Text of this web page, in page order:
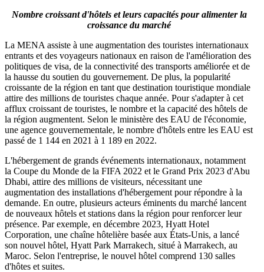
Nombre croissant d'hôtels et leurs capacités pour alimenter la
croissance du marché
La MENA assiste à une augmentation des touristes internationaux
entrants et des voyageurs nationaux en raison de l'amélioration des
politiques de visa, de la connectivité des transports améliorée et de
la hausse du soutien du gouvernement. De plus, la popularité
croissante de la région en tant que destination touristique mondiale
attire des millions de touristes chaque année. Pour s'adapter à cet
afflux croissant de touristes, le nombre et la capacité des hôtels de
la région augmentent. Selon le ministère des EAU de l'économie,
une agence gouvernementale, le nombre d'hôtels entre les EAU est
passé de 1 144 en 2021 à 1 189 en 2022.
L'hébergement de grands événements internationaux, notamment
la Coupe du Monde de la FIFA 2022 et le Grand Prix 2023 d'Abu
Dhabi, attire des millions de visiteurs, nécessitant une
augmentation des installations d'hébergement pour répondre à la
demande. En outre, plusieurs acteurs éminents du marché lancent
de nouveaux hôtels et stations dans la région pour renforcer leur
présence. Par exemple, en décembre 2023, Hyatt Hotel
Corporation, une chaîne hôtelière basée aux États-Unis, a lancé
son nouvel hôtel, Hyatt Park Marrakech, situé à Marrakech, au
Maroc. Selon l'entreprise, le nouvel hôtel comprend 130 salles
d'hôtes et suites.